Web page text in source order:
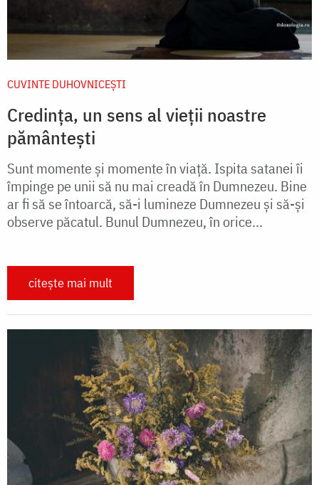
CUVINTE DUHOVNICEȘTI
Credința, un sens al vieții noastre
pământești
Sunt momente și momente în viață. Ispita satanei îi
împinge pe unii să nu mai creadă în Dumnezeu. Bine
ar fi să se întoarcă, să-i lumineze Dumnezeu și să-și
observe păcatul. Bunul Dumnezeu, în orice...
citește mai mult